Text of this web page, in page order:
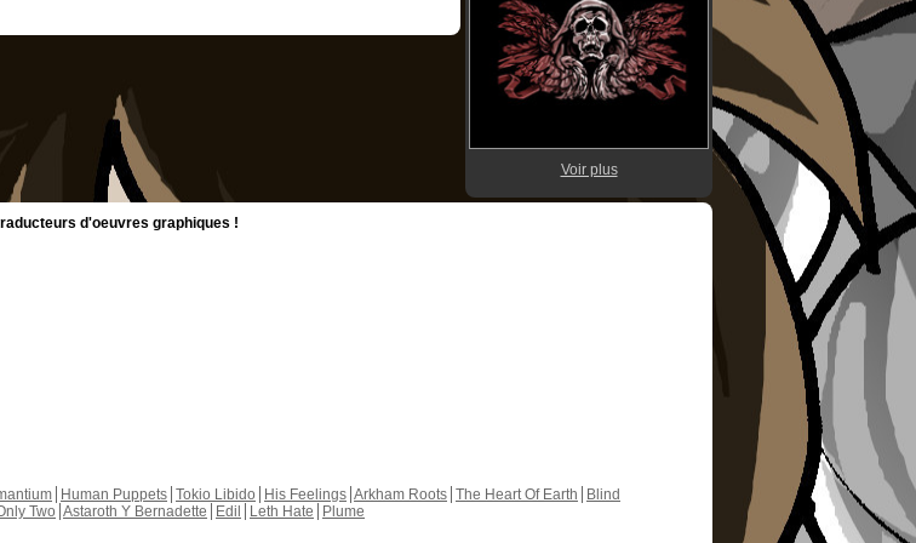
Voir plus
d'oeuvres graphiques !
Human Puppets Tokio Libido His Feelings Arkham Roots The Heart Of Earth
Blind
Two Astaroth Y Bernadette Edil Leth Hate
Plume